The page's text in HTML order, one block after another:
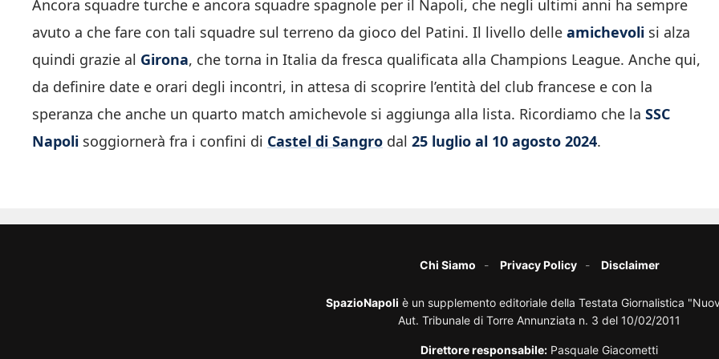
Ancora squadre turche e ancora squadre spagnole per il Napoli, che negli ultimi anni ha sempre
avuto a che fare con tali squadre sul terreno da gioco del Patini. Il livello delle amichevoli si alza
quindi grazie al Girona, che torna in Italia da fresca qualificata alla Champions League. Anche qui,
da definire date e orari degli incontri, in attesa di scoprire l’entità del club francese e con la
speranza che anche un quarto match amichevole si aggiunga alla lista. Ricordiamo che la SSC
Napoli soggiornerà fra i confini di Castel di Sangro dal 25 luglio al 10 agosto 2024.
Chi Siamo Privacy Policy Disclaimer
SpazioNapoli è un supplemento editoriale della Testata Giornalistica
Aut. Tribunale di Torre Annunziata n. 3 del 10/02/2011
Direttore responsabile: Pasquale Giacometti